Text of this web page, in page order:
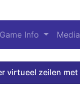
Game Info Media
virtueel zeilen